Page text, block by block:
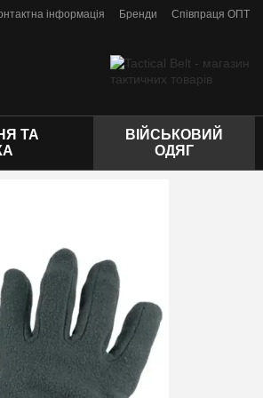
інформація Бренди Співпраця ОПТ
ТА
ВІЙСЬКОВИЙ
ОДЯГ